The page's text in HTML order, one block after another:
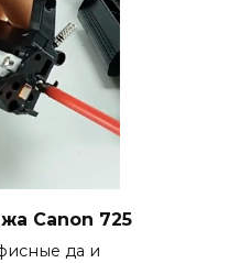
Canon 725
да и